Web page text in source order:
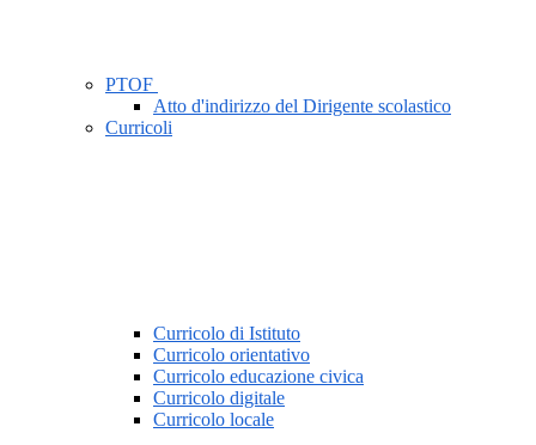
PTOF
Atto d'indirizzo del Dirigente scolastico
Curricoli
Curricolo di Istituto
Curricolo orientativo
Curricolo educazione civica
Curricolo digitale
Curricolo locale